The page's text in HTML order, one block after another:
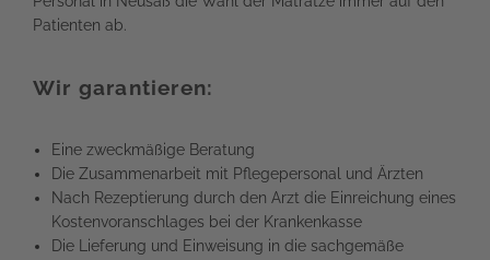
Patienten ab.
Wir garantieren:
Eine zweckmäßige Beratung
Die Zusammenarbeit mit Pflegepersonal und Ärzten
Nach Rezeptierung durch den Arzt die Einreichung eines
Kostenvoranschlages bei der Krankenkasse
Die Lieferung und Einweisung in die sachgemäße